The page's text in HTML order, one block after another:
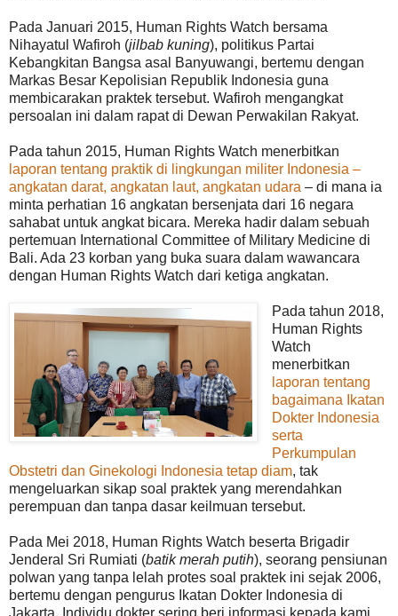
Pada Januari 2015, Human Rights Watch bersama
Nihayatul Wafiroh (jilbab kuning), politikus Partai
Kebangkitan Bangsa asal Banyuwangi, bertemu dengan
Markas Besar Kepolisian Republik Indonesia guna
membicarakan praktek tersebut. Wafiroh mengangkat
persoalan ini dalam rapat di Dewan Perwakilan Rakyat.
Pada tahun 2015, Human Rights Watch menerbitkan
laporan tentang praktik di lingkungan militer Indonesia –
angkatan darat, angkatan laut, angkatan udara – di mana ia
minta perhatian 16 angkatan bersenjata dari 16 negara
sahabat untuk angkat bicara. Mereka hadir dalam sebuah
pertemuan International Committee of Military Medicine di
Bali. Ada 23 korban yang buka suara dalam wawancara
dengan Human Rights Watch dari ketiga angkatan.
Pada tahun 2018,
Human Rights
Watch
menerbitkan
laporan tentang
bagaimana Ikatan
Dokter Indonesia
serta
Perkumpulan
Obstetri dan Ginekologi Indonesia tetap diam, tak
mengeluarkan sikap soal praktek yang merendahkan
perempuan dan tanpa dasar keilmuan tersebut.
Pada Mei 2018, Human Rights Watch beserta Brigadir
Jenderal Sri Rumiati (batik merah putih), seorang pensiunan
polwan yang tanpa lelah protes soal praktek ini sejak 2006,
bertemu dengan pengurus Ikatan Dokter Indonesia di
Jakarta. Individu dokter sering beri informasi kepada kami